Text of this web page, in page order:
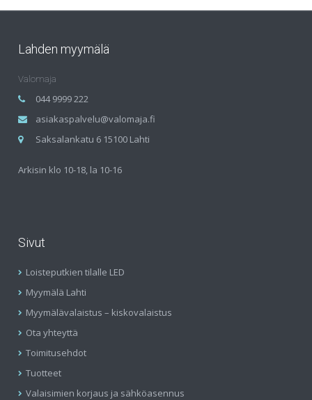
Lahden myymälä
Valomaja
044 9999 222
asiakaspalvelu@valomaja.fi
Saksalankatu 6 15100 Lahti
Arkisin klo 10-18, la 10-16
Sivut
Loisteputkien tilalle LED
Myymälä Lahti
Myymälävalaistus – kiskovalaistus
Ota yhteyttä
Toimitusehdot
Tuotteet
Valaisimien korjaus ja sähköasennus